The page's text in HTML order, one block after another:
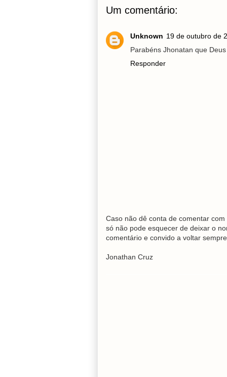
Um comentário:
Unknown 19 de outubro de
Parabéns Jhonatan que
Responder
Caso não dê conta de comentar
só não pode esquecer de deixar o
comentário e convido a voltar
Jonathan Cruz